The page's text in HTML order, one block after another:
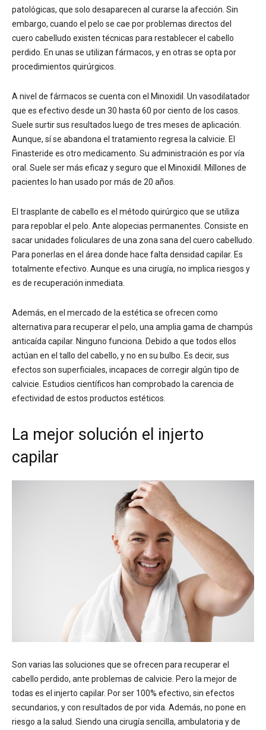
patológicas, que solo desaparecen al curarse la afección. Sin
embargo, cuando el pelo se cae por problemas directos del
cuero cabelludo existen técnicas para restablecer el cabello
perdido. En unas se utilizan fármacos, y en otras se opta por
procedimientos quirúrgicos.
A nivel de fármacos se cuenta con el Minoxidil. Un vasodilatador
que es efectivo desde un 30 hasta 60 por ciento de los casos.
Suele surtir sus resultados luego de tres meses de aplicación.
Aunque, sí se abandona el tratamiento regresa la calvicie. El
Finasteride es otro medicamento. Su administración es por vía
oral. Suele ser más eficaz y seguro que el Minoxidil. Millones de
pacientes lo han usado por más de 20 años.
El trasplante de cabello es el método quirúrgico que se utiliza
para repoblar el pelo. Ante alopecias permanentes. Consiste en
sacar unidades foliculares de una zona sana del cuero cabelludo.
Para ponerlas en el área donde hace falta densidad capilar. Es
totalmente efectivo. Aunque es una cirugía, no implica riesgos y
es de recuperación inmediata.
Además, en el mercado de la estética se ofrecen como
alternativa para recuperar el pelo, una amplia gama de champús
anticaída capilar. Ninguno funciona. Debido a que todos ellos
actúan en el tallo del cabello, y no en su bulbo. Es decir, sus
efectos son superficiales, incapaces de corregir algún tipo de
calvicie. Estudios científicos han comprobado la carencia de
efectividad de estos productos estéticos.
La mejor solución el injerto
capilar
Son varias las soluciones que se ofrecen para recuperar el
cabello perdido, ante problemas de calvicie. Pero la mejor de
todas es el injerto capilar. Por ser 100% efectivo, sin efectos
secundarios, y con resultados de por vida. Además, no pone en
riesgo a la salud. Siendo una cirugía sencilla, ambulatoria y de